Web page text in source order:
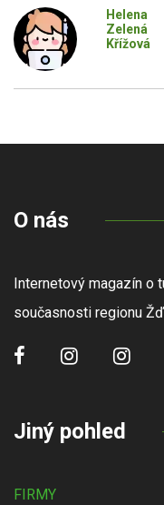
Helena
Zelená
Křížová
O nás
Internetový magazín o
současnosti regionu
Jiný pohled
FIRMY